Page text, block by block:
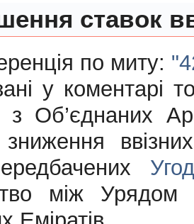
ставок
по миту:
у коментарі
з Об’єднаних
зниження
між